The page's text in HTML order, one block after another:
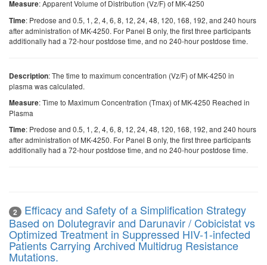
Measure: Apparent Volume of Distribution (Vz/F) of MK-4250
Time: Predose and 0.5, 1, 2, 4, 6, 8, 12, 24, 48, 120, 168, 192, and 240 hours
after administration of MK-4250. For Panel B only, the first three participants
additionally had a 72-hour postdose time, and no 240-hour postdose time.
Description: The time to maximum concentration (Vz/F) of MK-4250 in
plasma was calculated.
Measure: Time to Maximum Concentration (Tmax) of MK-4250 Reached in
Plasma
Time: Predose and 0.5, 1, 2, 4, 6, 8, 12, 24, 48, 120, 168, 192, and 240 hours
after administration of MK-4250. For Panel B only, the first three participants
additionally had a 72-hour postdose time, and no 240-hour postdose time.
2
Efficacy and Safety of a Simplification Strategy
Based on Dolutegravir and Darunavir / Cobicistat vs
Optimized Treatment in Suppressed HIV-1-infected
Patients Carrying Archived Multidrug Resistance
Mutations.